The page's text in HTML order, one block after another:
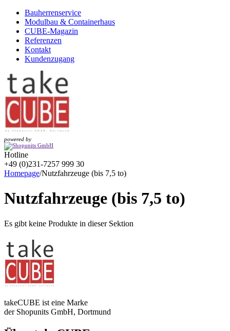
Bauherrenservice
Modulbau & Containerhaus
CUBE-Magazin
Referenzen
Kontakt
Kundenzugang
powered by
Hotline
+49 (0)231-7257 999 30
Homepage/Nutzfahrzeuge (bis 7,5 to)
Nutzfahrzeuge (bis 7,5 to)
Es gibt keine Produkte in dieser Sektion
takeCUBE ist eine Marke
der Shopunits GmbH, Dortmund